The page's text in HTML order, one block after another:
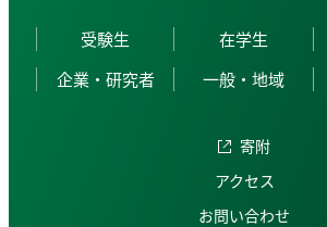
受験生 在学生
企業・研究者
一般・地域
寄附
アクセス
お問い合わせ